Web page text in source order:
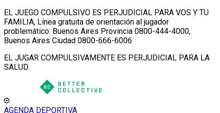
EL JUEGO COMPULSIVO ES PERJUDICIAL PARA VOS Y TU
FAMILIA, Línea gratuita de orientación al jugador
problemático: Buenos Aires Provincia 0800-444-4000,
Buenos Aires Ciudad 0800-666-6006
EL JUGAR COMPULSIVAMENTE ES PERJUDICIAL PARA LA
SALUD.
AGENDA DEPORTIVA